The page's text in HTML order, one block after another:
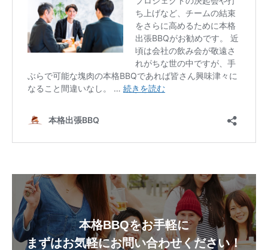
本格BBQをお手軽に
まずはお気軽にお問い合わせください！